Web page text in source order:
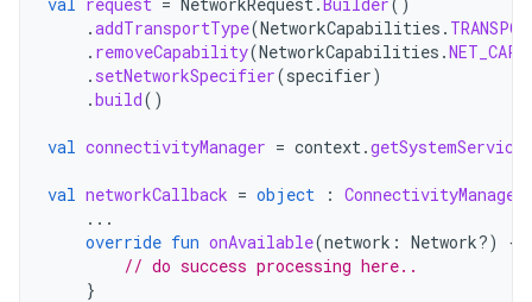
.addTransportType(NetworkCapabilities .
. removeCapability(NetworkCapabilities .
. setNetworkSpecifier(specifier)
.build()
val connectivityManager = context.getSystemService
val networkCallback = object : ConnectivityManager
...
override fun onAvailable(network : Network?)
{
// do success processing here..
}